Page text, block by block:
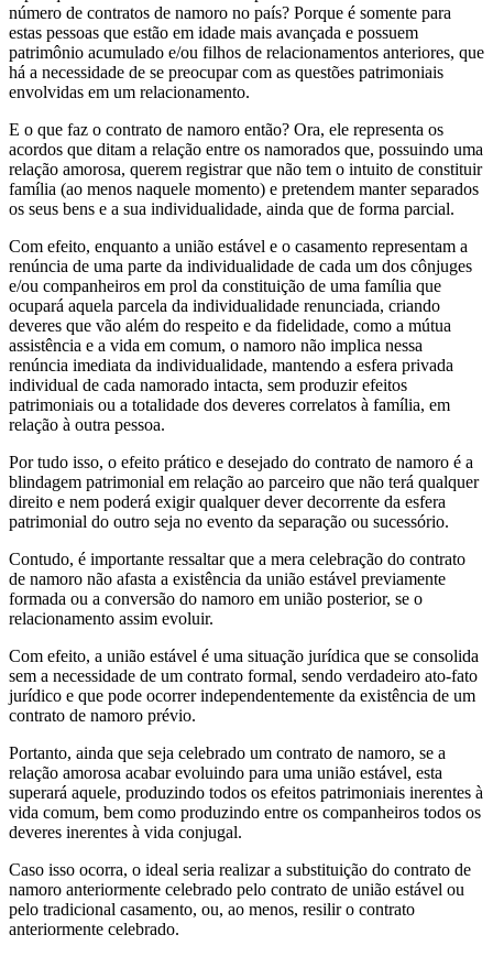
número de contratos de namoro no país? Porque é somente para
estas pessoas que estão em idade mais avançada e possuem
patrimônio acumulado e/ou filhos de relacionamentos anteriores, que
há a necessidade de se preocupar com as questões patrimoniais
envolvidas em um relacionamento.
E o que faz o contrato de namoro então? Ora, ele representa os
acordos que ditam a relação entre os namorados que, possuindo uma
relação amorosa, querem registrar que não tem o intuito de constituir
família (ao menos naquele momento) e pretendem manter separados
os seus bens e a sua individualidade, ainda que de forma parcial.
Com efeito, enquanto a união estável e o casamento representam a
renúncia de uma parte da individualidade de cada um dos cônjuges
e/ou companheiros em prol da constituição de uma família que
ocupará aquela parcela da individualidade renunciada, criando
deveres que vão além do respeito e da fidelidade, como a mútua
assistência e a vida em comum, o namoro não implica nessa
renúncia imediata da individualidade, mantendo a esfera privada
individual de cada namorado intacta, sem produzir efeitos
patrimoniais ou a totalidade dos deveres correlatos à família, em
relação à outra pessoa.
Por tudo isso, o efeito prático e desejado do contrato de namoro é a
blindagem patrimonial em relação ao parceiro que não terá qualquer
direito e nem poderá exigir qualquer dever decorrente da esfera
patrimonial do outro seja no evento da separação ou sucessório.
Contudo, é importante ressaltar que a mera celebração do contrato
de namoro não afasta a existência da união estável previamente
formada ou a conversão do namoro em união posterior, se o
relacionamento assim evoluir.
Com efeito, a união estável é uma situação jurídica que se consolida
sem a necessidade de um contrato formal, sendo verdadeiro ato-fato
jurídico e que pode ocorrer independentemente da existência de um
contrato de namoro prévio.
Portanto, ainda que seja celebrado um contrato de namoro, se a
relação amorosa acabar evoluindo para uma união estável, esta
superará aquele, produzindo todos os efeitos patrimoniais inerentes à
vida comum, bem como produzindo entre os companheiros todos os
deveres inerentes à vida conjugal.
Caso isso ocorra, o ideal seria realizar a substituição do contrato de
namoro anteriormente celebrado pelo contrato de união estável ou
pelo tradicional casamento, ou, ao menos, resilir o contrato
anteriormente celebrado.